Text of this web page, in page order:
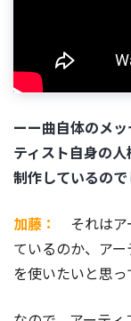
ーー曲自体のメ
ティスト自身の
制作しているので
加藤：
それはア
ているのか、ア
を使いたいと思っ